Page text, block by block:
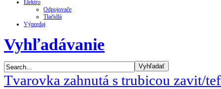
Elektro
Odpojovače
Tlačidlá
Výpredaj
Vyhľadávanie
Tvarovka zahnutá s trubicou zavit/